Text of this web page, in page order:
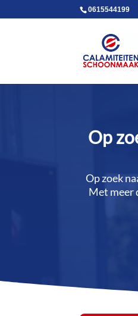
0615544199
Op
Op zoek
Met meer